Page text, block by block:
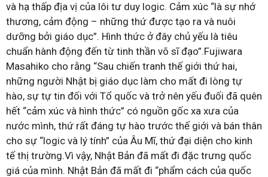
và hạ thấp địa vị của lôi tư duy logic. Cảm xúc “là sự nhớ
thương, cảm động – những thứ được tạo ra và nuôi
dưỡng bởi giáo dục”. Hình thức ở đây chủ yếu là tiêu
chuẩn hành động đến từ tinh thần võ sĩ đạo”.Fujiwara
Masahiko cho rằng “Sau chiến tranh thế giới thứ hai,
những người Nhật bị giáo dục làm cho mất đi lòng tự
hào, sự tự tin đối với Tổ quốc và trở nên yếu đuối đã quên
hết “cảm xúc và hình thức” có nguồn gốc xa xưa của
nước mình, thứ rất đáng tự hào trước thế giới và bán thân
cho sự “logic và lý tính” của Âu Mĩ, thứ đại diện cho kinh
tế thị trường.Vì vậy, Nhật Bản đã mất đi đặc trưng quốc
giá của mình. Nhật Bản đã mất đi “phẩm cách của quốc